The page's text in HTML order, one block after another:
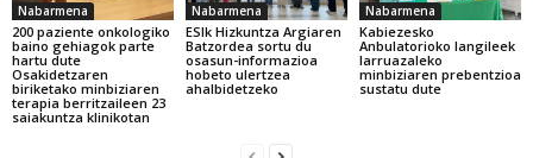
Nabarmena
200 paziente onkologiko
baino gehiagok parte
hartu dute
Osakidetzaren
biriketako minbiziaren
terapia berritzaileen 23
saiakuntza klinikotan
Nabarmena
ESIk Hizkuntza Argiaren
Batzordea sortu du
osasun-informazioa
hobeto ulertzea
ahalbidetzeko
Nabarmena
Kabiezesko
Anbulatorioko langileek
larruazaleko
minbiziaren prebentzioa
sustatu dute